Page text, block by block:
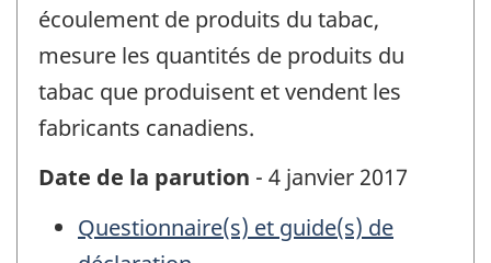
écoulement de produits du tabac,
mesure les quantités de produits du
tabac que produisent et vendent les
fabricants canadiens.
Date de la parution - 4 janvier 2017
Questionnaire(s) et guide(s) de